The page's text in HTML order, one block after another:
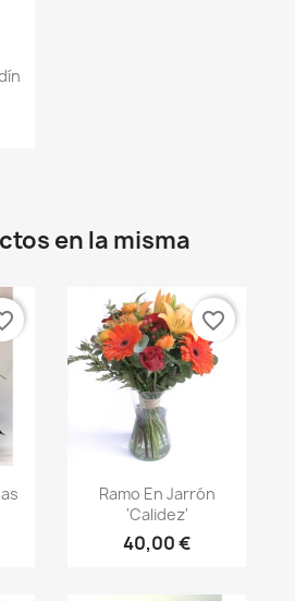
en la misma
Vista rápida
Ramo En Jarrón
'Calidez'
40,00 €
favorite_border